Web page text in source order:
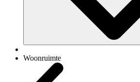
Woonruimte